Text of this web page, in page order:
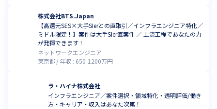
株式会社BTS.Japan
【高還元SES×大手SIerとの直取引／インフラエンジニア特化／
ミドル限定！】案件は大手SIer直案件 ／ 上流工程であなたの力
が発揮できます！
ネットワークエンジニア
東京都
年収 : 650-1200万円
ラ・ハイナ株式会社
インフラエンジニア／案件選択・領域特化・透明評価/働き
方・キャリア・収入はあなた次第！